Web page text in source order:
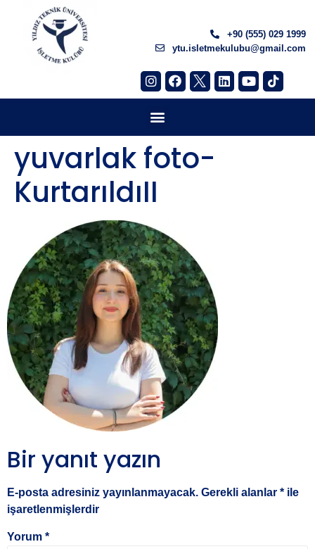
+90 (555) 029 1999
ytu.isletmekulubu@gmail.com
yuvarlak foto-
KurtarıldıII
Bir yanıt yazın
E-posta adresiniz yayınlanmayacak. Gerekli alanlar * ile
işaretlenmişlerdir
Yorum *